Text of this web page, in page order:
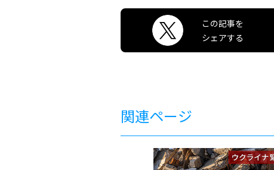
この記事を
シェアする
関連ページ